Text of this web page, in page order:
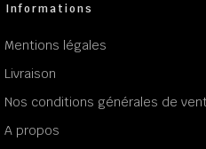
Informations
Mentions légales
Livraison
Nos conditions générales de
A propos